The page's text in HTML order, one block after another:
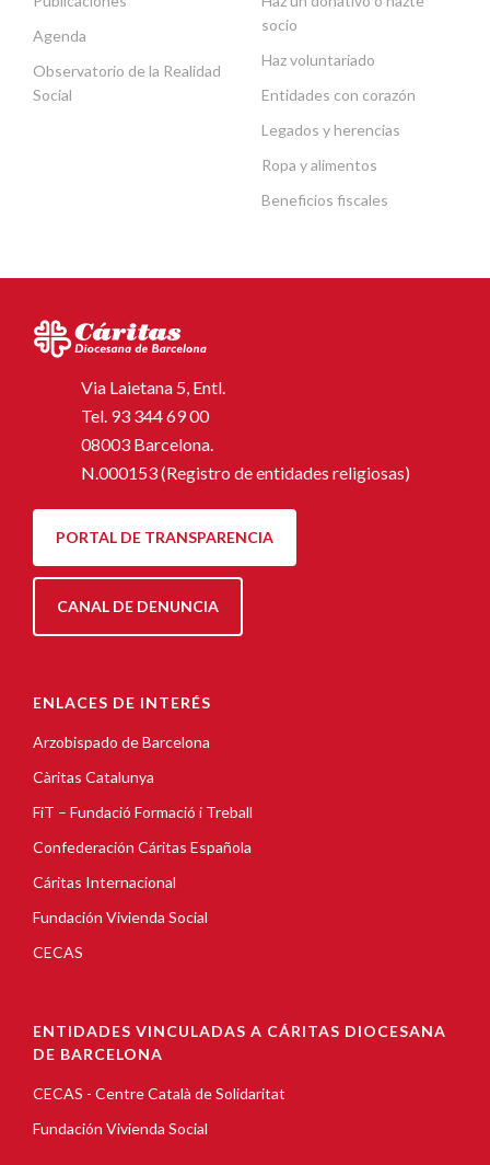
Agenda
Observatorio de la Realidad
Social
socio
Haz voluntariado
Entidades con corazón
Legados y herencias
Ropa y alimentos
Beneficios fiscales
Via Laietana 5, Entl.
Tel. 93 344 69 00
08003 Barcelona.
N.000153 (Registro de entidades religiosas)
PORTAL DE TRANSPARENCIA
CANAL DE DENUNCIA
ENLACES DE INTERÉS
Arzobispado de Barcelona
Càritas Catalunya
FiT – Fundació Formació i Treball
Confederación Cáritas Española
Cáritas Internacional
Fundación Vivienda Social
CECAS
ENTIDADES VINCULADAS A CÁRITAS DIOCESANA
DE BARCELONA
CECAS - Centre Català de Solidaritat
Fundación Vivienda Social